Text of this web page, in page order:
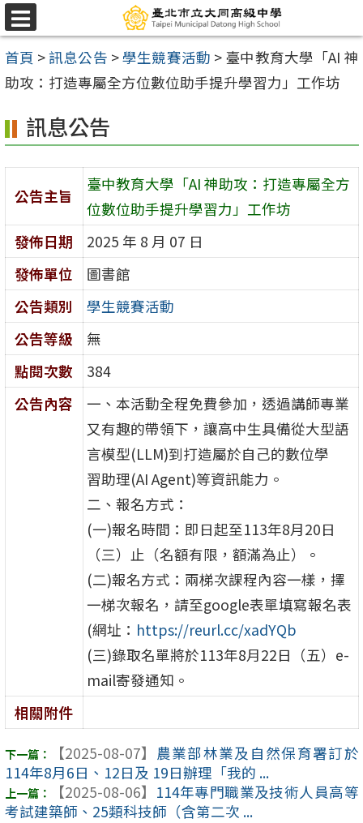
跳
至
主
要
容
區
選
單
首頁 >訊息公告 >學生競賽活動 > 臺中教育大學「AI 神
助攻：打造專屬全方位數位助手提升學習力」工作坊
訊息公告
公告主旨
臺中教育大學「AI 神助攻：打造專屬全方
位數位助手提升學習力」工作坊
發佈日期
2025 年 8 月 07 日
發佈單位
圖書館
公告類別
學生競賽活動
公告等級
無
點閱次數
384
公告內容
一、本活動全程免費參加，透過講師專業
又有趣的帶領下，讓高中生具備從大型語
言模型(LLM)到打造屬於自己的數位學
習助理(AI Agent)等資訊能力。
二、報名方式：
(一)報名時間：即日起至113年8月20日
（三）止（名額有限，額滿為止）。
(二)報名方式：兩梯次課程內容一樣，擇
一梯次報名，請至google表單填寫報名表
(網址： https://reurl.cc/xadYQb
(三)錄取名單將於113年8月22日（五）e-
mail寄發通知。
相關附件
【2025-08-07】 農業部林業及自然保育署訂於
114年8月6日、12日及 19日辦理「我的 ...
【2025-08-06】 114年專門職業及技術人員高等
考試建築師、25類科技師（含第二次 ...